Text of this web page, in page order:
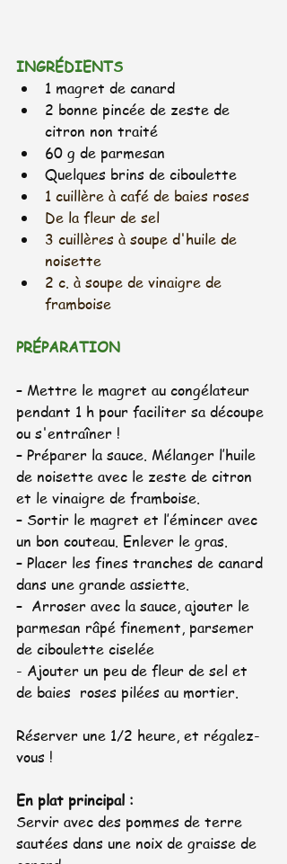
INGRÉDIENTS
1 magret de canard
2 bonne pincée de zeste de
citron non traité
60 g de parmesan
Quelques brins de ciboulette
1 cuillère à café de baies roses
De la fleur de sel
3 cuillères à soupe d'huile de
noisette
2 c. à soupe de vinaigre de
framboise
PRÉPARATION
– Mettre le magret au congélateur
pendant 1 h pour faciliter sa découpe
ou s'entraîner !
– Préparer la sauce. Mélanger l’huile
de noisette avec le zeste de citron
et le vinaigre de framboise.
– Sortir le magret et l’émincer avec
un bon couteau. Enlever le gras.
– Placer les fines tranches de canard
dans une grande assiette.
–  Arroser avec la sauce, ajouter le
parmesan râpé finement, parsemer
de ciboulette ciselée
- Ajouter un peu de fleur de sel et
de baies  roses pilées au mortier.
Réserver une 1/2 heure, et régalez-
vous !
En plat principal :
Servir avec des pommes de terre
sautées dans une noix de graisse de